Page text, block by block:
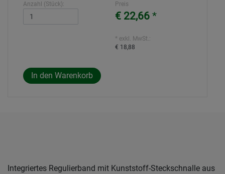
Anzahl (Stück): Preis
€ 22,66 *
* exkl. MwSt.:
€ 18,88
Integriertes Regulierband mit Kunststoff-Steckschnalle aus